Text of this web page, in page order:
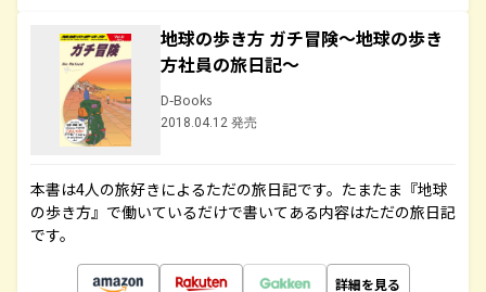
地球の歩き方 ガチ冒険～地球の歩き
方社員の旅日記～
D-Books
2018.04.12 発売
本書は4人の旅好きによるただの旅日記です。たまたま『地球
の歩き方』で働いているだけで書いてある内容はただの旅日記
です。
詳細を見る